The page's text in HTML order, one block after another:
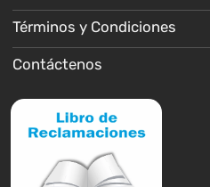
Términos y Condiciones
Contáctenos